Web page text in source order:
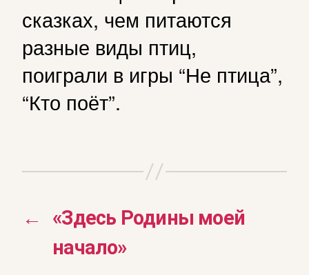
сказках, чем питаются
разные виды птиц,
поиграли в игры “Не птица”,
“Кто поёт”.
←
«Здесь Родины моей
начало»